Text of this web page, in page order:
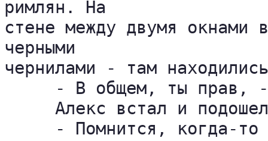
римлян. На
стене между двумя окнами
черными
чернилами - там
- В общем, ты прав,
Алекс встал и
- Помнится, когда-